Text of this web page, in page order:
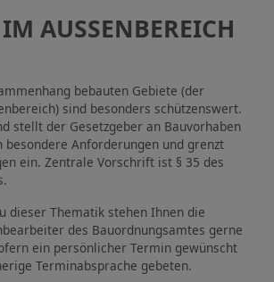
AUSSENBEREICH
bebauten Gebiete (der
sind besonders schützenswert.
stellt der Gesetzgeber an Bauvorhaben
besondere Anforderungen und grenzt
ein. Zentrale Vorschrift ist § 35 des
dieser Thematik stehen Ihnen die
des Bauordnungsamtes gerne
ein persönlicher Termin gewünscht
Terminabsprache gebeten.